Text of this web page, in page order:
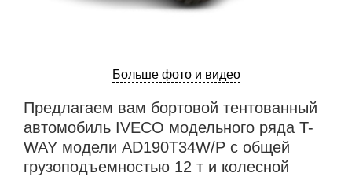
Больше фото и видео
Предлагаем вам бортовой тентованный
автомобиль IVECO модельного ряда T-
WAY модели AD190T34W/P с общей
грузоподъемностью 12 т и колесной